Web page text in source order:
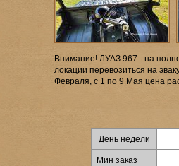
Внимание! ЛУАЗ 967 - на
локации перевозиться на
Февраля, с 1 по 9 Мая цена
День недели
Мин заказ